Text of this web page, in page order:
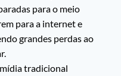
para o meio
para a internet e
grandes perdas ao
tradicional